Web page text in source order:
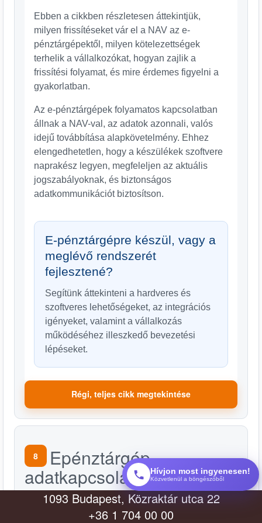
Ebben a cikkben részletesen áttekintjük,
milyen frissítéseket vár el a NAV az e-
pénztárgépektől, milyen kötelezettségek
terhelik a vállalkozókat, hogyan zajlik a
frissítési folyamat, és mire érdemes figyelni a
gyakorlatban.
Az e-pénztárgépek folyamatos kapcsolatban
állnak a NAV-val, az adatok azonnali, valós
idejű továbbítása alapkövetelmény. Ehhez
elengedhetetlen, hogy a készülékek szoftvere
naprakész legyen, megfeleljen az aktuális
jogszabályoknak, és biztonságos
adatkommunikációt biztosítson.
E-pénztárgépre készül, vagy a
meglévő rendszerét
fejlesztené?
Segítünk áttekinteni a hardveres és
szoftveres lehetőségeket, az integrációs
igényeket, valamint a vállalkozás
működéséhez illeszkedő bevezetési
lépéseket.
Régi, teljes cikk megtekintése
8 Epénztárgép
adatkapcsolat
megszakadása – lépések
1093 Budapest, Közraktár utca 22
+36 1 704 00 00
Hívjon most ingyenesen!
Közvetlenül a böngészőből